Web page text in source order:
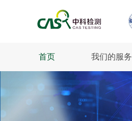
首页 我们的服务
生态环保
工业材料